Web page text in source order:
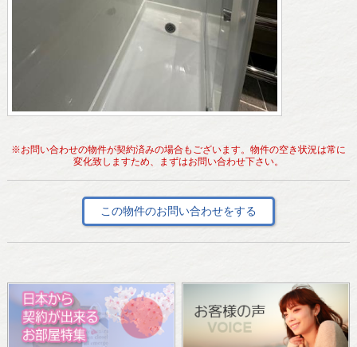
※お問い合わせの物件が契約済みの場合もございます。物件の空き状況は常に
変化致しますため、まずはお問い合わせ下さい。
この物件のお問い合わせをする